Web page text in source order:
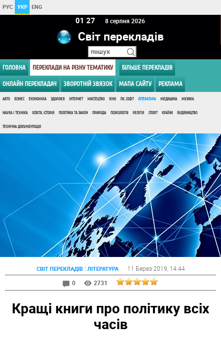
РУС УКР ENG
01 27 8 серпня 2026
Світ перекладів
ГОЛОВНА ПЕРЕКЛАДИ НА РІЗНУ ТЕМАТИКУ БІЛЬШЕ ПЕРЕКЛАДІВ
ОНЛАЙН ПЕРЕКЛАДАЧ ЗВОРОТНІЙ ЗВЯЗОК МАПА САЙТУ РЕКЛАМА
АВТО БІЗНЕС ЕКОНОМІКА ЗДОРОВ'Я ІНТЕРНЕТ МИСТЕЦТВО КІНО ПК, СОФТ ЛІТЕРАТУРА МЕДИЦИНА МУЗИКА
НАУКА І ТЕХНІКА ОСВІТА, ІСТОРІЯ ПОЛІТИКА ТА ЗАКОН ПРИРОДА ПСИХОЛОГІЯ РЕЛІГІЯ СПОРТ КРАЇНИ БУДІВНИЦТВО
ТЕХНІЧНА ДОКУМЕНТАЦІЯ
СВІТ ПЕРЕКЛАДІВ: ЛІТЕРАТУРА 11 Берез 2019 , 14:44
0
2731
Кращі книги про політику всіх
часів